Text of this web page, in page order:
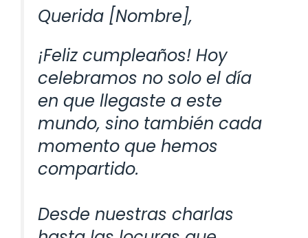
Querida [Nombre],
¡Feliz cumpleaños! Hoy
celebramos no solo el día
en que llegaste a este
mundo, sino también cada
momento que hemos
compartido.
Desde nuestras charlas